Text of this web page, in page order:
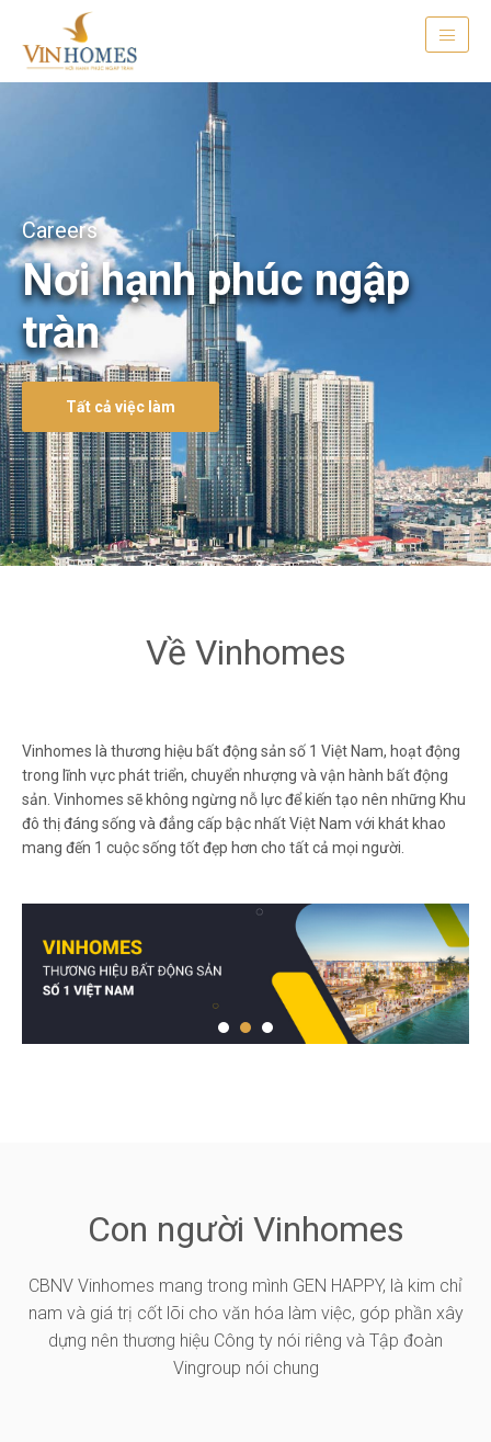
Careers
Nơi hạnh phúc ngập
tràn
Tất cả việc làm
Về Vinhomes
Vinhomes là thương hiệu bất động sản số 1 Việt Nam, hoạt động
trong lĩnh vực phát triển, chuyển nhượng và vận hành bất động
sản. Vinhomes sẽ không ngừng nỗ lực để kiến tạo nên những Khu
đô thị đáng sống và đẳng cấp bậc nhất Việt Nam với khát khao
mang đến 1 cuộc sống tốt đẹp hơn cho tất cả mọi người.
Con người Vinhomes
CBNV Vinhomes mang trong mình GEN HAPPY, là kim chỉ
nam và giá trị cốt lõi cho văn hóa làm việc, góp phần xây
dựng nên thương hiệu Công ty nói riêng và Tập đoàn
Vingroup nói chung